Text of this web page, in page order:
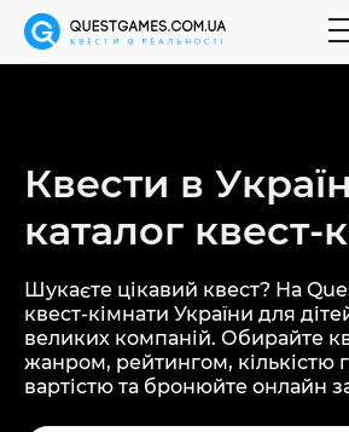
Квести в
каталог квест-
Шукаєте цікавий квест? На
квест-кімнати України для
великих компаній. Обирайте
жанром, рейтингом, кількістю
вартістю та бронюйте онлайн